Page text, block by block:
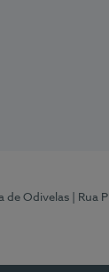
de Odivelas | Rua